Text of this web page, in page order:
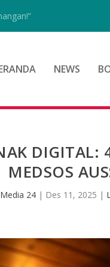
NEWS
DIGITAL:
MEDSOS
24| Des 11, 2025 |